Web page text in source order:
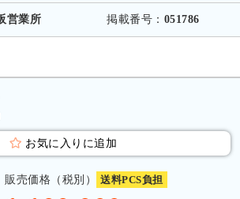
営業所 掲載番号： 051786
お気に入りに追加
販売価格（税別） 送料PCS負担